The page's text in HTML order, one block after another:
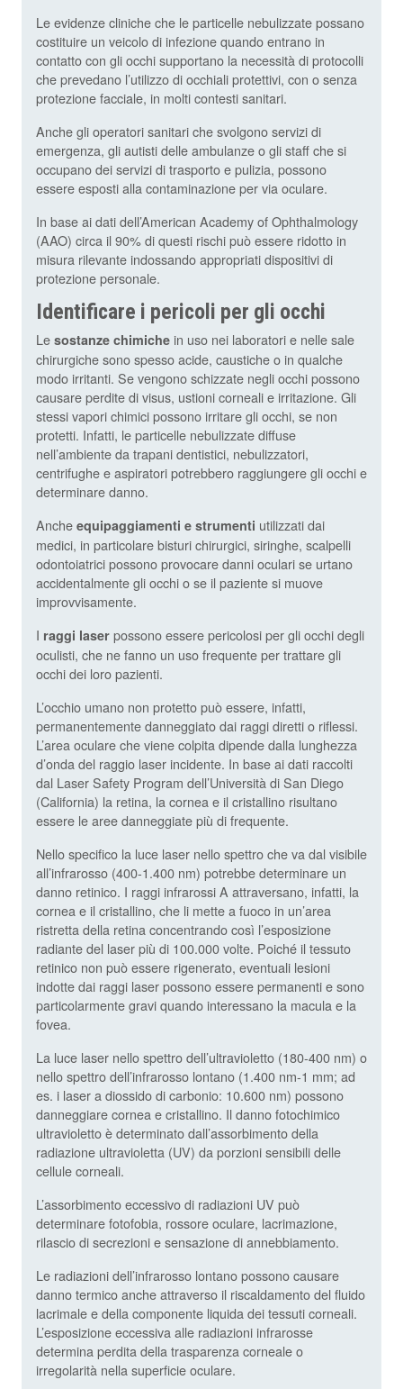
Le evidenze cliniche che le particelle nebulizzate possano
costituire un veicolo di infezione quando entrano in
contatto con gli occhi supportano la necessità di protocolli
che prevedano l’utilizzo di occhiali protettivi, con o senza
protezione facciale, in molti contesti sanitari.
Anche gli operatori sanitari che svolgono servizi di
emergenza, gli autisti delle ambulanze o gli staff che si
occupano dei servizi di trasporto e pulizia, possono
essere esposti alla contaminazione per via oculare.
In base ai dati dell’American Academy of Ophthalmology
(AAO) circa il 90% di questi rischi può essere ridotto in
misura rilevante indossando appropriati dispositivi di
protezione personale.
Identificare i pericoli per gli occhi
Le sostanze chimiche in uso nei laboratori e nelle sale
chirurgiche sono spesso acide, caustiche o in qualche
modo irritanti. Se vengono schizzate negli occhi possono
causare perdite di visus, ustioni corneali e irritazione. Gli
stessi vapori chimici possono irritare gli occhi, se non
protetti. Infatti, le particelle nebulizzate diffuse
nell’ambiente da trapani dentistici, nebulizzatori,
centrifughe e aspiratori potrebbero raggiungere gli occhi e
determinare danno.
Anche equipaggiamenti e strumenti utilizzati dai
medici, in particolare bisturi chirurgici, siringhe, scalpelli
odontoiatrici possono provocare danni oculari se urtano
accidentalmente gli occhi o se il paziente si muove
improvvisamente.
I raggi laser possono essere pericolosi per gli occhi degli
oculisti, che ne fanno un uso frequente per trattare gli
occhi dei loro pazienti.
L’occhio umano non protetto può essere, infatti,
permanentemente danneggiato dai raggi diretti o riflessi.
L’area oculare che viene colpita dipende dalla lunghezza
d’onda del raggio laser incidente. In base ai dati raccolti
dal Laser Safety Program dell’Università di San Diego
(California) la retina, la cornea e il cristallino risultano
essere le aree danneggiate più di frequente.
Nello specifico la luce laser nello spettro che va dal visibile
all’infrarosso (400-1.400 nm) potrebbe determinare un
danno retinico. I raggi infrarossi A attraversano, infatti, la
cornea e il cristallino, che li mette a fuoco in un’area
ristretta della retina concentrando così l’esposizione
radiante del laser più di 100.000 volte. Poiché il tessuto
retinico non può essere rigenerato, eventuali lesioni
indotte dai raggi laser possono essere permanenti e sono
particolarmente gravi quando interessano la macula e la
fovea.
La luce laser nello spettro dell’ultravioletto (180-400 nm) o
nello spettro dell’infrarosso lontano (1.400 nm-1 mm; ad
es. i laser a diossido di carbonio: 10.600 nm) possono
danneggiare cornea e cristallino. Il danno fotochimico
ultravioletto è determinato dall’assorbimento della
radiazione ultravioletta (UV) da porzioni sensibili delle
cellule corneali.
L’assorbimento eccessivo di radiazioni UV può
determinare fotofobia, rossore oculare, lacrimazione,
rilascio di secrezioni e sensazione di annebbiamento.
Le radiazioni dell’infrarosso lontano possono causare
danno termico anche attraverso il riscaldamento del fluido
lacrimale e della componente liquida dei tessuti corneali.
L’esposizione eccessiva alle radiazioni infrarosse
determina perdita della trasparenza corneale o
irregolarità nella superficie oculare.